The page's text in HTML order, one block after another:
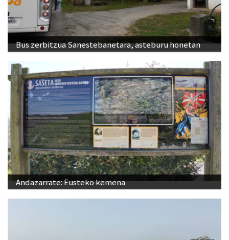
Bus zerbitzua Sanestebanetara, asteburu honetan
Andazarrate: Eusteko kemena